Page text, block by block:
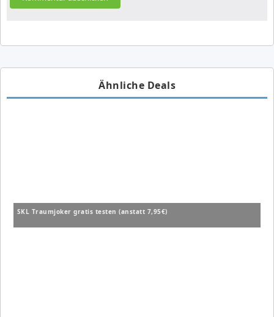
Ähnliche Deals
SKL Traumjoker gratis testen (anstatt 7,95€)